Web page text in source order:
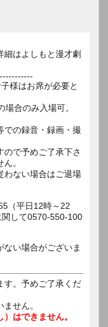
はよしもと漫才劇
様はお席が必要と
合のみ入場可。
での録音・録画・撮
で予めご了承下さ
。
わない場合はご退場
（平日12時～22
して0570-550-100
い場合がございま
す。予めご了承くだ
せん。
はできません。